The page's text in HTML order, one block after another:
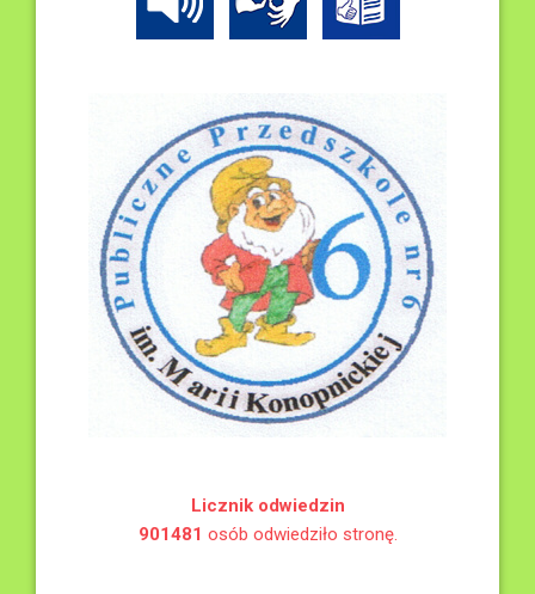
Licznik odwiedzin
901481 osób odwiedziło stronę.